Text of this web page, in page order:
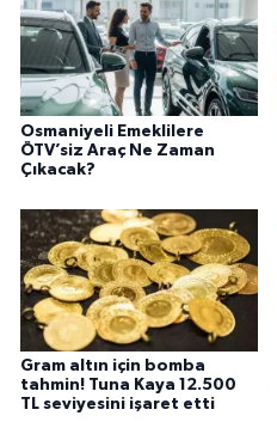
Osmaniyeli Emeklilere
ÖTV’siz Araç Ne Zaman
Çıkacak?
Gram altın için bomba
tahmin! Tuna Kaya 12.500
TL seviyesini işaret etti